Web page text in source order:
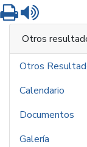
Imprimir
Otros
Otros
Calendario
Documentos
Galería